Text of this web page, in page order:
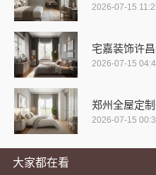
2026-07-15
宅嘉装饰许
2026-07-15
郑州全屋定
2026-07-15
大家都在看